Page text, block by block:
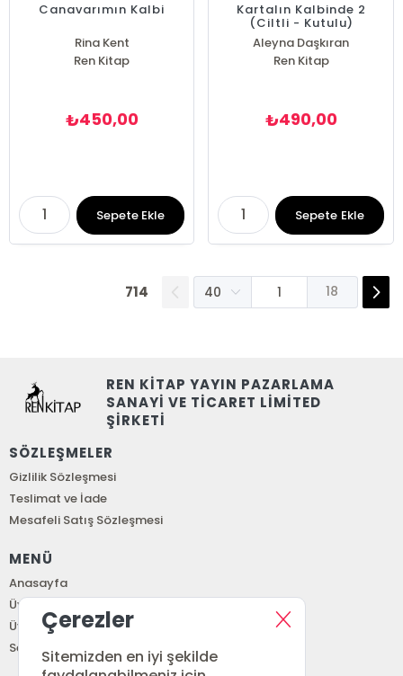
Canavarımın Kalbi
Rina Kent
Ren Kitap
₺450,00
Sepete Ekle
Kartalın Kalbinde 2
(Ciltli - Kutulu)
Aleyna Daşkıran
Ren Kitap
₺490,00
Sepete Ekle
714 18
REN KİTAP YAYIN PAZARLAMA
SANAYİ VE TİCARET LİMİTED
ŞİRKETİ
SÖZLEŞMELER
Gizlilik Sözleşmesi
Teslimat ve İade
Mesafeli Satış Sözleşmesi
MENÜ
Anasayfa
Üye Girişi
Üye Ol
Sepetim
Çerezler
Sitemizden en iyi şekilde